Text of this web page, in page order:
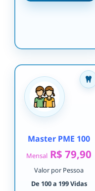
Master PME 100
Mensal R$ 79,90
Valor por Pessoa
De 100 a 199 Vidas